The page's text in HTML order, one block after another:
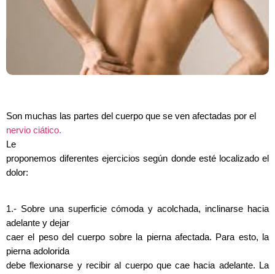
Son muchas las partes del cuerpo que se ven afectadas por el
nervio ciático.
Le
proponemos diferentes ejercicios según donde esté localizado el
dolor:
1.- Sobre una superficie cómoda y acolchada, inclinarse hacia
adelante y dejar
caer el peso del cuerpo sobre la pierna afectada. Para esto, la
pierna adolorida
debe flexionarse y recibir al cuerpo que cae hacia adelante. La